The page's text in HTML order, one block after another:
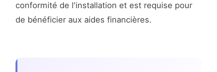
conformité de l'installation et est requise pour
de bénéficier aux aides financières.